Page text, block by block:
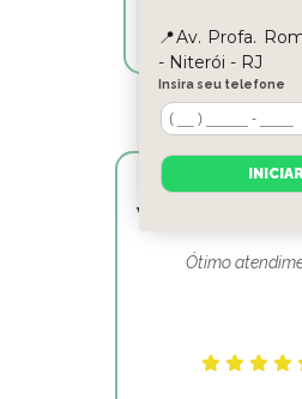
Victor Hugo
Ótimo
📍Av. Profa.
- Niterói - RJ
Insira seu telefone